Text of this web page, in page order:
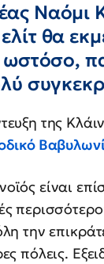
Ναόμι
θα
ωστόσο,
της
είναι
την
πόλεις.